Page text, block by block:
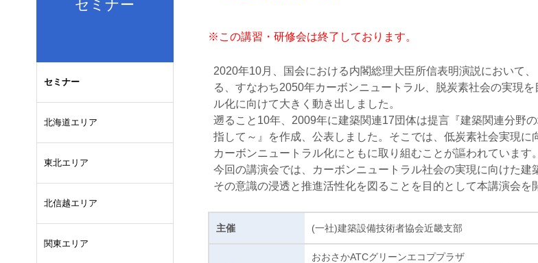
セミナー
セミナー
北海道エリア
東北エリア
北信越エリア
関東エリア
※この講習・研修会は終了しております。
2020年10月、国会における内閣総理大臣所信表明演説において
る、すなわち2050年カーボンニュートラル、脱炭素社会の実現
ル化に向けて大きく動き出しました。
遡ること10年、2009年に建築関連17団体は提言『建築関連分野
指して～』を作成、公表しました。そこでは、低炭素社会実現
カーボンニュートラル化にともに取り組むことが謳われています。
今回の講演会では、カーボンニュートラル社会の実現に向けた
その意識の浸透と推進活性化を図ることを目的として本講演会を
主催 (一社)建築設備技術者協会近畿支部
おおさかATCグリーンエコププラザ